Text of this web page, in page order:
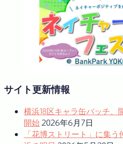
サイト更新情報
横浜18区キャラ缶バッチ、
開始2026年6月7日
「花博ストリート」に集